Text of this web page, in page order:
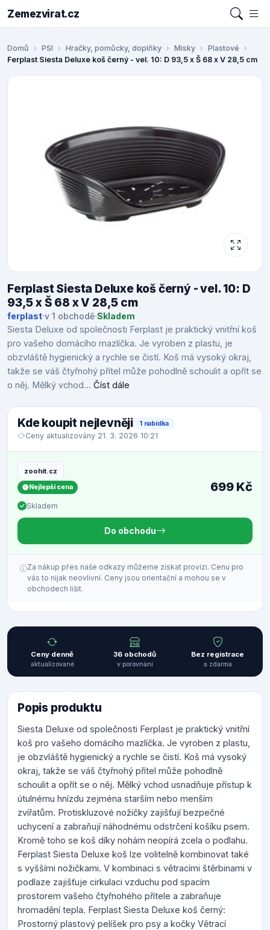
Zemezvirat.cz
Domů PSI Hračky, pomůcky, doplňky Misky
Plastové
Ferplast Siesta Deluxe koš černý - vel. 10: D 93,5 x Š 68 x V 28,5 cm
Ferplast Siesta Deluxe koš černý - vel. 10: D
93,5 x Š 68 x V 28,5 cm
ferplast·v 1 obchodě·Skladem
Siesta Deluxe od společnosti Ferplast je praktický vnitřní koš
pro vašeho domácího mazlíčka. Je vyroben z plastu, je
obzvláště hygienický a rychle se čistí. Koš má vysoký okraj,
takže se váš čtyřnohý přítel může pohodlně schoulit a opřít se
o něj. Mělký vchod... Číst dále
Kde koupit nejlevněji 1 nabídka
Ceny aktualizovány 21. 3. 2026 10:21
zoohit.cz
Nejlepší cena
Skladem
699 Kč
Do obchodu
Za nákup přes naše odkazy můžeme získat provizi. Cenu pro
vás to nijak neovlivní. Ceny jsou orientační a mohou se v
obchodech lišit.
Ceny denně
aktualizované
36 obchodů
v porovnání
Bez registrace
a zdarma
Popis produktu
Siesta Deluxe od společnosti Ferplast je praktický vnitřní
koš pro vašeho domácího mazlíčka. Je vyroben z plastu,
je obzvláště hygienický a rychle se čistí. Koš má vysoký
okraj, takže se váš čtyřnohý přítel může pohodlně
schoulit a opřít se o něj. Mělký vchod usnadňuje přístup k
útulnému hnízdu zejména starším nebo menším
zvířatům. Protiskluzové nožičky zajišťují bezpečné
uchycení a zabraňují náhodnému odstrčení košíku psem.
Kromě toho se koš díky nohám neopírá zcela o podlahu.
Ferplast Siesta Deluxe koš lze volitelně kombinovat také
s vyššími nožičkami. V kombinaci s větracími štěrbinami v
podlaze zajišťuje cirkulaci vzduchu pod spacím
prostorem vašeho čtyřnohého přítele a zabraňuje
hromadění tepla. Ferplast Siesta Deluxe koš černý:
Prostorný plastový pelíšek pro psy a kočky Větrací